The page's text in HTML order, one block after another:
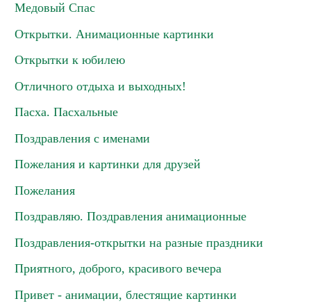
Медовый Спас
Открытки. Анимационные картинки
Открытки к юбилею
Отличного отдыха и выходных!
Пасха. Пасхальные
Поздравления с именами
Пожелания и картинки для друзей
Пожелания
Поздравляю. Поздравления анимационные
Поздравления-открытки на разные праздники
Приятного, доброго, красивого вечера
Привет - анимации, блестящие картинки